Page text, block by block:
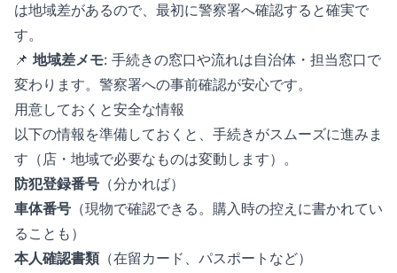
は地域差があるので、最初に警察署へ確認すると確実で
す。
📌 地域差メモ: 手続きの窓口や流れは自治体・担当窓口で
変わります。警察署への事前確認が安心です。
用意しておくと安全な情報
以下の情報を準備しておくと、手続きがスムーズに進みま
す（店・地域で必要なものは変動します）。
防犯登録番号 （分かれば）
車体番号 （現物で確認できる。購入時の控えに書かれてい
ることも）
本人確認書類（在留カード、パスポートなど）